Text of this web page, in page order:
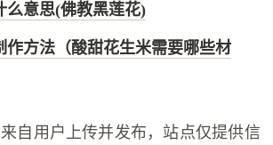
么意思(佛教黑莲花)
作方法（酸甜花生米需要哪些材
自用户上传并发布，站点仅提供信